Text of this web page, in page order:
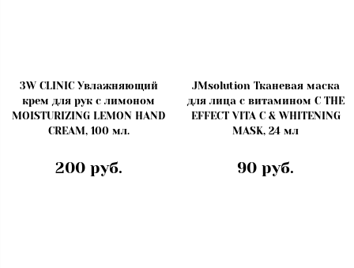
3W CLINIC Увлажняющий
крем для рук с лимоном
MOISTURIZING LEMON HAND
CREAM, 100 мл.
200 руб.
JMsolution Тканевая маска
для лица с витамином С THE
EFFECT VITA C & WHITENING
MASK, 24 мл
90 руб.